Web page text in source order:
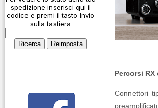
Connessioni
microfoniche
Cosa è l' ADS-B
antenne e cavi
spedizione inserisci qui il
codice e premi il tasto Invio
sulla tastiera
Percorsi
Connettori